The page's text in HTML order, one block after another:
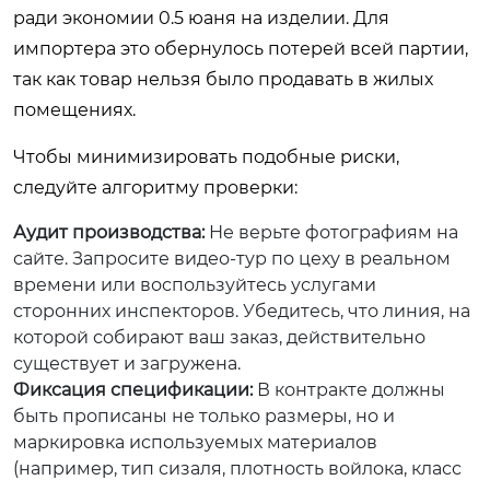
ради экономии 0.5 юаня на изделии. Для
импортера это обернулось потерей всей партии,
так как товар нельзя было продавать в жилых
помещениях.
Чтобы минимизировать подобные риски,
следуйте алгоритму проверки:
Аудит производства:Не верьте фотографиям на
сайте. Запросите видео-тур по цеху в реальном
времени или воспользуйтесь услугами
сторонних инспекторов. Убедитесь, что линия, на
которой собирают ваш заказ, действительно
существует и загружена.
Фиксация спецификации:В контракте должны
быть прописаны не только размеры, но и
маркировка используемых материалов
(например, тип сизаля, плотность войлока, класс